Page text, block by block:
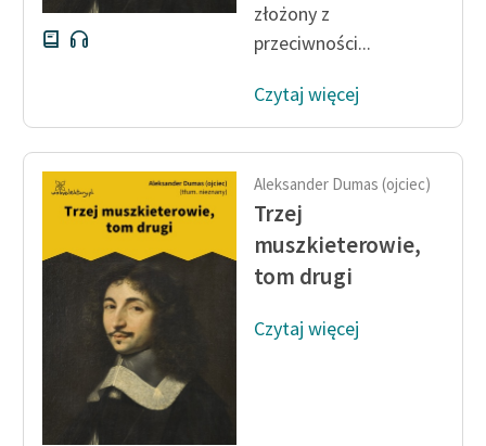
Lektur
O projekcie
Zespół
Zasady wykorzystania
Wolnych Lektur
Materiały promocyjne
Polityka prywatności
złożony z
przeciwności...
Czytaj więcej
Aleksander Dumas (ojciec)
Trzej
muszkieterowie,
tom drugi
Czytaj więcej